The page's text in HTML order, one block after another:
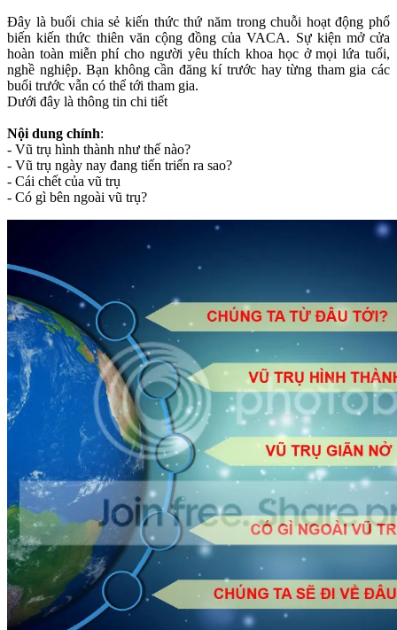
Đây là buổi chia sẻ kiến thức thứ năm trong chuỗi hoạt động phổ
biến kiến thức thiên văn cộng đồng của VACA. Sự kiện mở cửa
hoàn toàn miễn phí cho người yêu thích khoa học ở mọi lứa tuổi,
nghề nghiệp. Bạn không cần đăng kí trước hay từng tham gia các
buổi trước vẫn có thể tới tham gia.
Dưới đây là thông tin chi tiết
Nội dung chính:
- Vũ trụ hình thành như thế nào?
- Vũ trụ ngày nay đang tiến triển ra sao?
- Cái chết của vũ trụ
- Có gì bên ngoài vũ trụ?